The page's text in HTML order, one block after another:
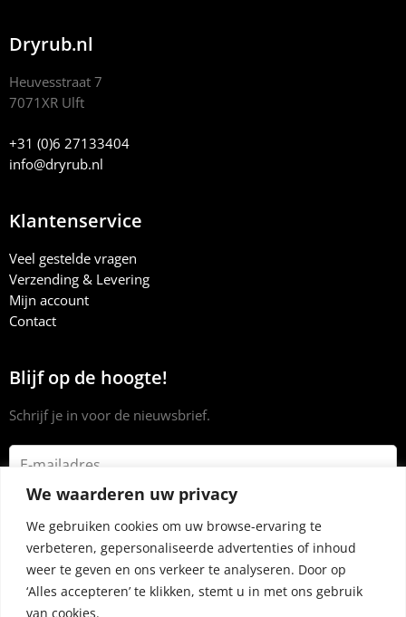
We waarderen uw privacy
We gebruiken cookies om uw browse-ervaring te
verbeteren, gepersonaliseerde advertenties of inhoud
weer te geven en ons verkeer te analyseren. Door op
‘Alles accepteren’ te klikken, stemt u in met ons gebruik
van cookies.
Dryrub.nl
Heuvesstraat 7
7071XR Ulft
+31 (0)6 27133404
info@dryrub.nl
Klantenservice
Veel gestelde vragen
Verzending & Levering
Mijn account
Contact
Blijf op de hoogte!
Schrijf je in voor de nieuwsbrief.